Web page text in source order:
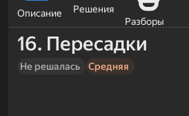
Описание
Решения
Разборы
16. Пересадки
Не решалась Средняя